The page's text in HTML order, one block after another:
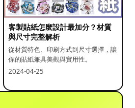
客製貼紙怎麼設計最加分？材質
與尺寸完整解析
從材質特色、印刷方式到尺寸選擇，讓
你的貼紙兼具美觀與實用性。
2024-04-25